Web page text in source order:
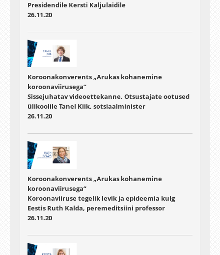
Presidendile Kersti Kaljulaidile
26.11.20
Koroonakonverents „Arukas kohanemine
koroonaviirusega“
Sissejuhatav videoettekanne. Otsustajate ootused
ülikoolile Tanel Kiik, sotsiaalminister
26.11.20
Koroonakonverents „Arukas kohanemine
koroonaviirusega“
Koroonaviiruse tegelik levik ja epideemia kulg
Eestis Ruth Kalda, peremeditsiini professor
26.11.20